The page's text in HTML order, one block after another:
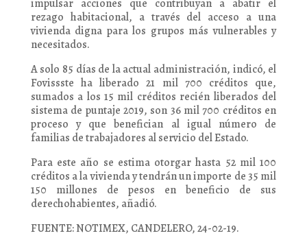
impulsar acciones que contribuyan a abatir el
rezago habitacional, a través del acceso a una
vivienda digna para los grupos más vulnerables y
necesitados.
A solo 85 días de la actual administración, indicó, el
Fovissste ha liberado 21 mil 700 créditos que,
sumados a los 15 mil créditos recién liberados del
sistema de puntaje 2019, son 36 mil 700 créditos en
proceso y que benefician al igual número de
familias de trabajadores al servicio del Estado.
Para este año se estima otorgar hasta 52 mil 100
créditos a la vivienda y tendrán un importe de 35 mil
150 millones de pesos en beneficio de sus
derechohabientes, añadió.
FUENTE: NOTIMEX, CANDELERO, 24-02-19.